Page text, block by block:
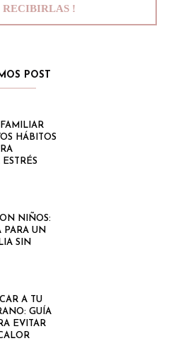
POST
HÁBITOS
NIÑOS:
PARA UN
SIN
A TU
GUÍA
EVITAR